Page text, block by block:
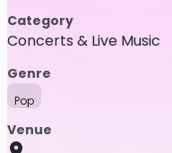
Category
Concerts & Live Music
Genre
Pop
Venue